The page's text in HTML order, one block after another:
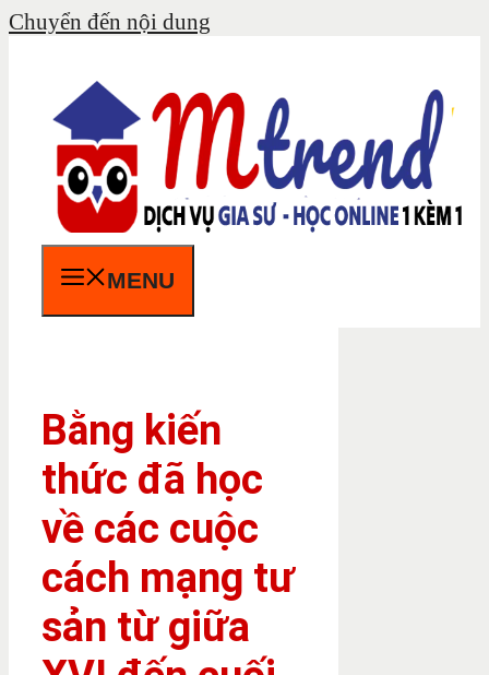
Chuyển đến nội dung
MENU
Bằng kiến
thức đã học
về các cuộc
cách mạng tư
sản từ giữa